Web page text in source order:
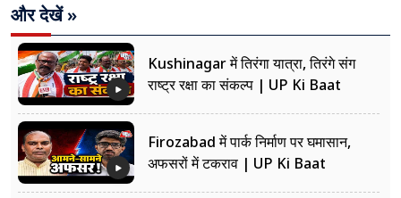
और देखें »
Kushinagar में तिरंगा यात्रा, तिरंगे संग
राष्ट्र रक्षा का संकल्प | UP Ki Baat
Firozabad में पार्क निर्माण पर घमासान,
अफसरों में टकराव | UP Ki Baat